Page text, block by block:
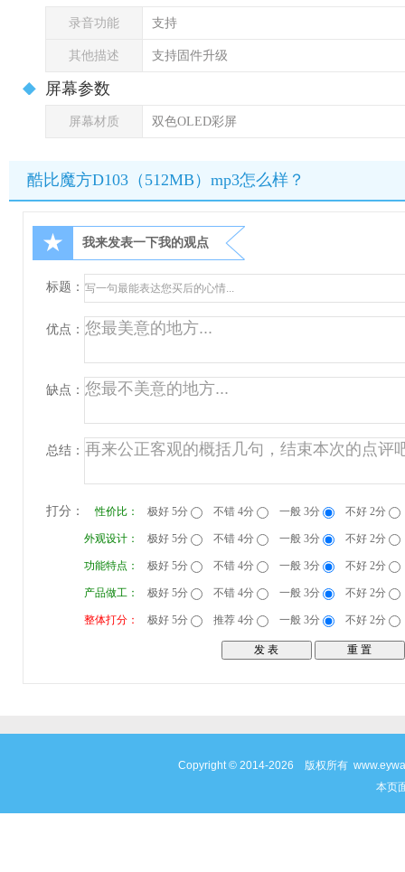
录音功能 支持
其他描述 支持固件升级
屏幕参数
屏幕材质 双色OLED彩屏
酷比魔方D103（512MB）mp3怎么样？
★ 我来发表一下我的观点
标题：
优点：
缺点：
总结：
打分： 性价比： 极好 5分 不错 4分 一般 3分 不好 2分
外观设计： 极好 5分 不错 4分 一般 3分 不好 2分
功能特点： 极好 5分 不错 4分 一般 3分 不好 2分
产品做工： 极好 5分 不错 4分 一般 3分 不好 2分
整体打分： 极好 5分 推荐 4分 一般 3分 不好 2分
Copyright © 2014-2026 版权所有
本页